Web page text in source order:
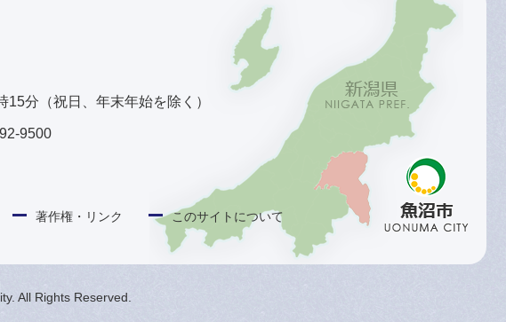
分（祝日、年末年始を除く）
9500
著作権・リンク このサイトについて
All Rights Reserved.